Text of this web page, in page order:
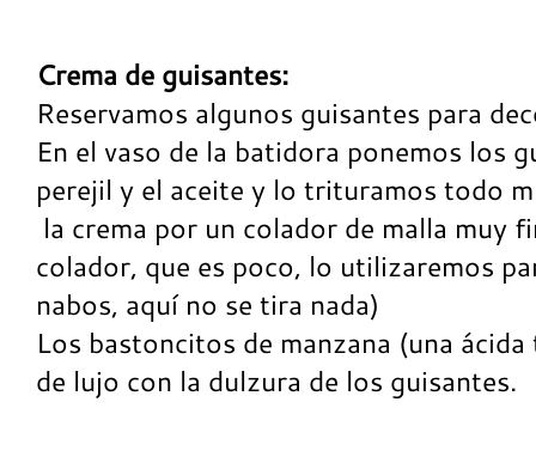
Crema de guisantes:
Reservamos algunos guisantes para
En el vaso de la batidora ponemos los
perejil y el aceite y lo trituramos todo
la crema por un colador de malla muy
colador, que es poco, lo utilizaremos
nabos, aquí no se tira nada)
Los bastoncitos de manzana (una
de lujo con la dulzura de los guisantes.